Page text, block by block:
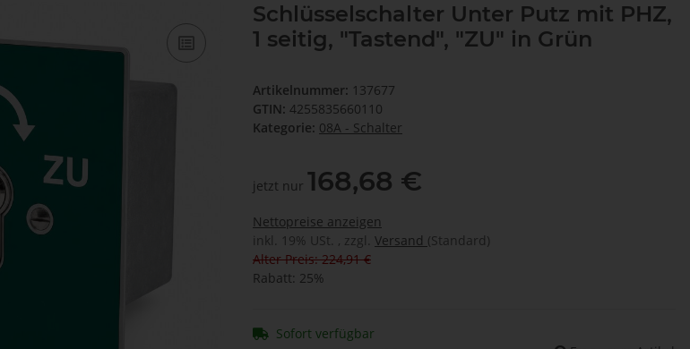
Schlüsselschalter Unter Putz mit PHZ,
1 seitig, "Tastend", "ZU" in Grün
Artikelnummer: 137677
GTIN: 4255835660110
Kategorie: 08A - Schalter
jetzt nur 168,68 €
Nettopreise anzeigen
inkl. 19% USt. , zzgl. Versand (Standard)
Alter Preis: 224,91 €
Rabatt: 25%
Sofort verfügbar